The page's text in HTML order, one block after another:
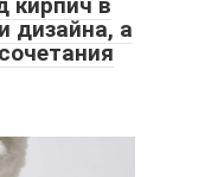
дизайна, а